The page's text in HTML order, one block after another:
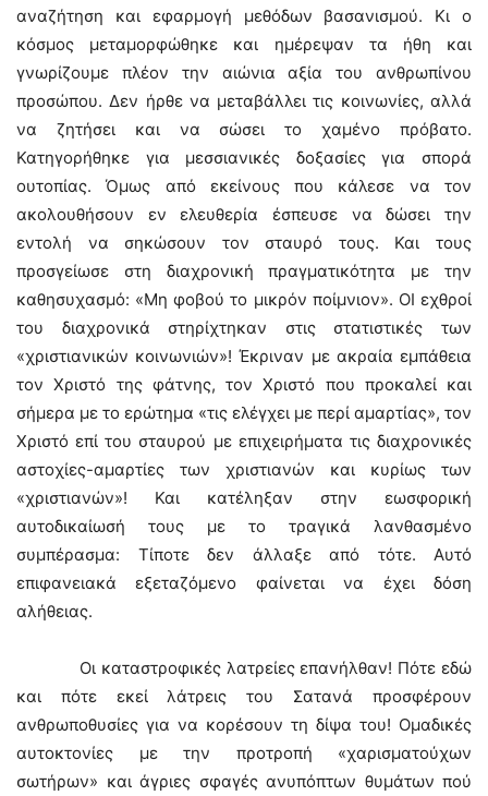
αναζήτηση και εφαρμογή μεθόδων βασανισμού. Κι ο
κόσμος μεταμορφώθηκε και ημέρεψαν τα ήθη και
γνωρίζουμε πλέον την αιώνια αξία του ανθρωπίνου
προσώπου. Δεν ήρθε να μεταβάλλει τις κοινωνίες, αλλά
να ζητήσει και να σώσει το χαμένο πρόβατο.
Κατηγορήθηκε για μεσσιανικές δοξασίες για σπορά
ουτοπίας. Όμως από εκείνους που κάλεσε να τον
ακολουθήσουν εν ελευθερία έσπευσε να δώσει την
εντολή να σηκώσουν τον σταυρό τους. Και τους
προσγείωσε στη διαχρονική πραγματικότητα με την
καθησυχασμό: «Μη φοβού το μικρόν ποίμνιον». ΟΙ εχθροί
του διαχρονικά στηρίχτηκαν στις στατιστικές των
«χριστιανικών κοινωνιών»! Έκριναν με ακραία εμπάθεια
τον Χριστό της φάτνης, τον Χριστό που προκαλεί και
σήμερα με το ερώτημα «τις ελέγχει με περί αμαρτίας», τον
Χριστό επί του σταυρού με επιχειρήματα τις διαχρονικές
αστοχίες-αμαρτίες των χριστιανών και κυρίως των
«χριστιανών»! Και κατέληξαν στην εωσφορική
αυτοδικαίωσή τους με το τραγικά λανθασμένο
συμπέρασμα: Τίποτε δεν άλλαξε από τότε. Αυτό
επιφανειακά εξεταζόμενο φαίνεται να έχει δόση
αλήθειας.
Οι καταστροφικές λατρείες επανήλθαν! Πότε εδώ
και πότε εκεί λάτρεις του Σατανά προσφέρουν
ανθρωποθυσίες για να κορέσουν τη δίψα του! Ομαδικές
αυτοκτονίες με την προτροπή «χαρισματούχων
σωτήρων» και άγριες σφαγές ανυπόπτων θυμάτων πού